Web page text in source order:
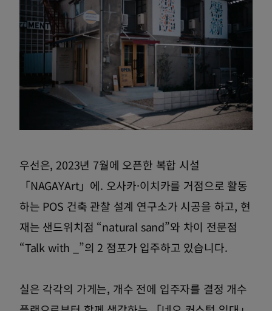
우선은, 2023년 7월에 오픈한 복합 시설
「NAGAYArt」에. 오사카·이치카를 거점으로 활동
하는 POS 건축 관찰 설계 연구소가 시공을 하고, 현
재는 샌드위치점 “natural sand”와 차이 전문점
“Talk with _”의 2 점포가 입주하고 있습니다.
실은 각각의 가게는, 개수 전에 입주자를 결정 개수